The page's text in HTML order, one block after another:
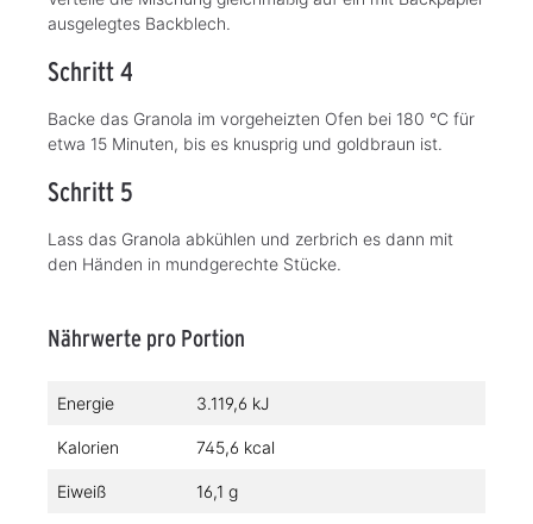
ausgelegtes Backblech.
Schritt 4
Backe das Granola im vorgeheizten Ofen bei 180 °C für
etwa 15 Minuten, bis es knusprig und goldbraun ist.
Schritt 5
Lass das Granola abkühlen und zerbrich es dann mit
den Händen in mundgerechte Stücke.
Nährwerte pro Portion
Energie 3.119,6 kJ
Kalorien 745,6 kcal
Eiweiß 16,1 g